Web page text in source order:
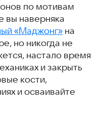
по мотивам
вы наверняка
«Маджонг» на
но никогда не
настало время
и закрыть
кости,
и осваивайте